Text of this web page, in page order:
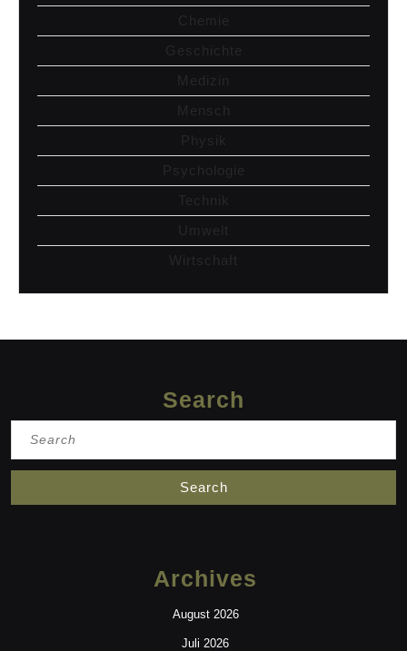
Chemie
Geschichte
Medizin
Mensch
Physik
Psychologie
Technik
Umwelt
Wirtschaft
Search
Archives
August 2026
Juli 2026